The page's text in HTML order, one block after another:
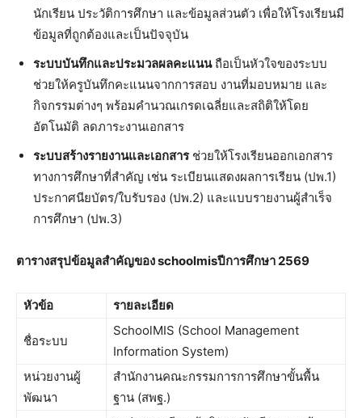
นักเรียน ประวัติการศึกษา และข้อมูลส่วนตัว เพื่อให้โรงเรียนมี
ข้อมูลที่ถูกต้องและเป็นปัจจุบัน
ระบบบันทึกและประมวลผลคะแนนถือเป็นหัวใจของระบบ
ช่วยให้ครูบันทึกคะแนนจากการสอบ งานที่มอบหมาย และ
กิจกรรมต่างๆ พร้อมคำนวณเกรดเฉลี่ยและสถิติให้โดย
อัตโนมัติ ลดภาระงานเอกสาร
ระบบสร้างรายงานและเอกสารช่วยให้โรงเรียนออกเอกสาร
ทางการศึกษาที่สำคัญ เช่น ระเบียนแสดงผลการเรียน (ปพ.1)
ประกาศนียบัตร/ใบรับรอง (ปพ.2) และแบบรายงานผู้สำเร็จ
การศึกษา (ปพ.3)
ตารางสรุปข้อมูลสำคัญของ schoolmisปีการศึกษา 2569
หัวข้อ รายละเอียด
ชื่อระบบ
SchoolMIS (School Management
Information System)
หน่วยงานผู้
พัฒนา
สำนักงานคณะกรรมการการศึกษาขั้นพื้น
ฐาน (สพฐ.)